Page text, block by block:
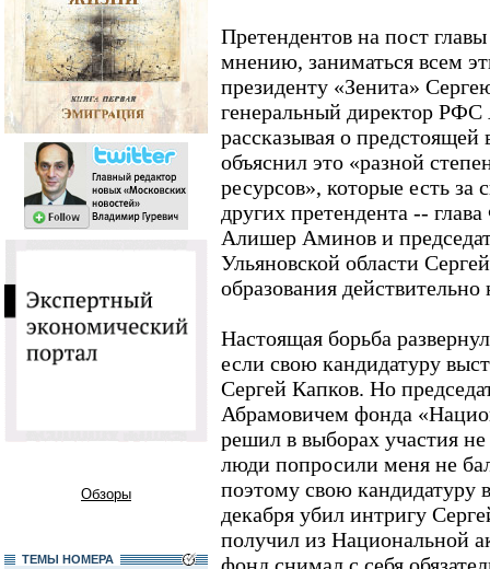
Обзоры
ТЕМЫ НОМЕРА
Претендентов на пост
мнению, заниматься всем
президенту «Зенита»
генеральный директор
рассказывая о
объяснил это «разной
ресурсов», которые есть
других претендента --
Алишер Аминов и
Ульяновской области
образования
Настоящая борьба
если свою кандидатуру
Сергей Капков. Но
Абрамовичем фонда
решил в выборах участия
люди попросили меня не
поэтому свою кандидатуру
декабря убил интригу
получил из Национальной